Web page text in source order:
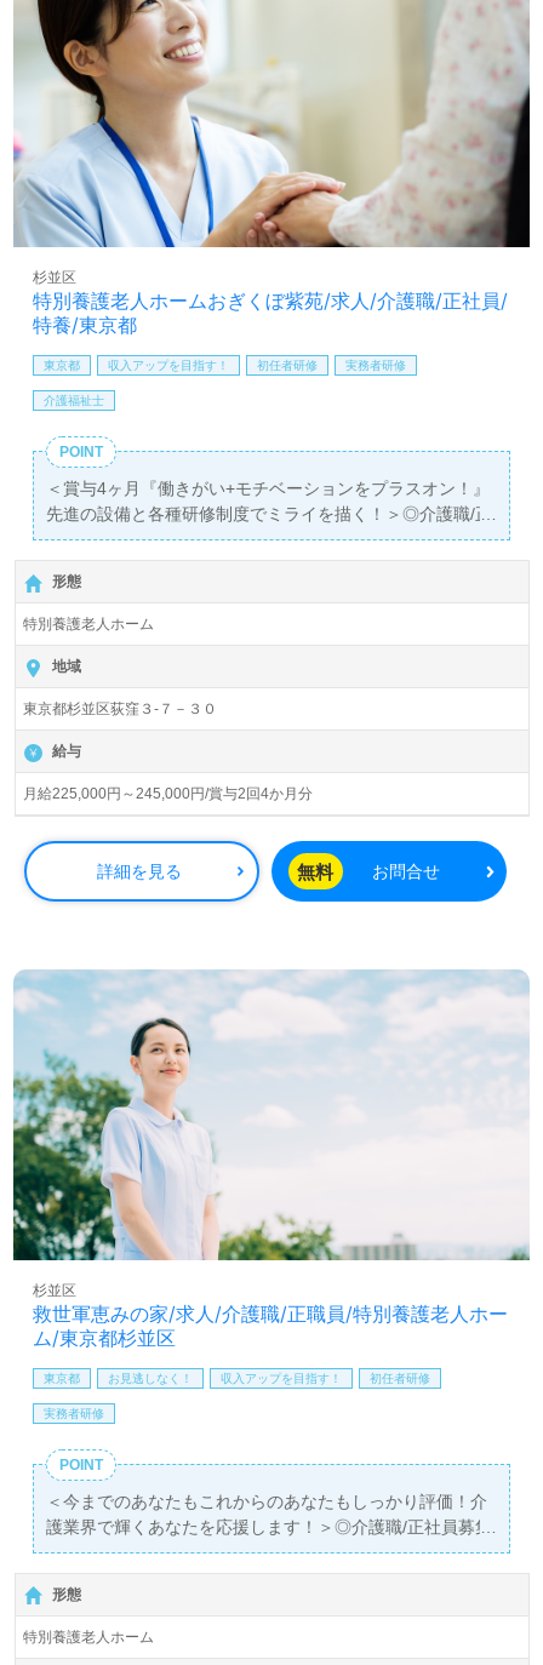
環境面もおすすめポイント！『患者様のお役に立ちたい、
資格/経験を活かしたい』『資格取得を目指している、働き
ながらキャリアアップを実現したい』『患者様のこころに
寄り添いたい』『やりがいを感じながら働きたい』『転職
でキャリアチェンジ、施設形態や環境を変えて働きたい』
等の方も大歓迎です！募集詳細等、担当コンサルタントよ
りご案内します。お問い合わせも遠慮なくお願いします。
全国の求人ご紹介！医療/福祉業界の正社員/パート求人探
しは【ウィルオブ介護】＊求人情報収集、将来的に検討の
LINE、メール、お電話などご希望に応じてお問い合わせ/ご
相談可能です。転職相談、求人紹介、年収交渉など完全無
料サービスをご利用いただけます。＜非公開求人も取扱い
あり！＞"転職支援"のプロと一緒に転職活動！お問い合わ
せお待ちしております。
特別養護老人ホームおぎくぼ紫苑/求人/介護職/正社員/
特養/東京都
杉並区
東京都 収入アップを目指す！ 初任者研修 実務者研修
介護福祉士
POINT
＜賞与4ヶ月『働きがい+モチベーションをプラスオン！』
先進の設備と各種研修制度でミライを描く！＞◎介護職/正
社員募集◎
【月給225,000円～245,000円/賞与2回】＊初任者研修以上
有資格者向け求人＊『荻窪駅』徒歩15分。
入居定員90名（90室/ユニット型/全室個室）『特別養護老
人ホームおぎくぼ紫苑』社会福祉法人櫻灯会（本部：東京
都西多摩郡）様の運営です。東京都を中心に特別養護老人
ホーム、訪問看護/介護、デイサービス、ショートステイ、
グループホーム、居宅介護支援事業を展開されています。
◎資格支援制度、永年勤続表彰、働きやすい職場環境、年
収アップを目指せる給与制度/人事考課もうれしいポイン
ト！◎
看護助手や介護職経験のある方をお迎えします。特別養護
老人ホームでの勤務経験は問いません。あたたかな職員
を深めたい』『モチベーション高く働きたい、働きがいを
感じながら仕事をしたい』『自分らしいキャリアを描きた
い』『転職で施設形態や環境を変えて仕事をしたい』等の
方も大歓迎です！募集詳細等、担当コンサルタントよりご
案内します。お問い合わせも遠慮なくお願いします。
全国の求人ご紹介！医療/福祉業界の正社員/パート求人探
しは【ウィルオブ介護】＊求人情報収集、将来的検討の方
も遠慮なく＊
LINE、メール、お電話などご希望に応じてお問い合わせ/ご
相談可能です。転職相談、求人紹介、年収交渉など完全無
料サービスをご利用いただけます。＜非公開求人も取扱い
せお待ちしております。
形態
特別養護老人ホーム
地域
東京都杉並区荻窪３-７－３０
給与
月給225,000円～245,000円/賞与2回4か月分
詳細を見る 無料 お問合せ
救世軍恵みの家/求人/介護職/正職員/特別養護老人ホー
ム/東京都杉並区
杉並区
東京都 お見逃しなく！ 収入アップを目指す！ 初任者研修
実務者研修
POINT
＜今までのあなたもこれからのあなたもしっかり評価！介
護業界で輝くあなたを応援します！＞◎介護職/正社員募集
◎
【月給236,000円～328,000円/賞与2回】＊初任者研修以上
有資格者向け求人＊『東高円寺駅』徒歩12分。
入居定員70名（10名×1ユニット 70室/全室個室）『 救世軍
形態
特別養護老人ホーム